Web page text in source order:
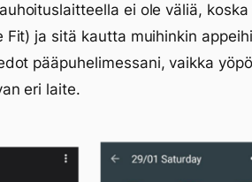
ei ole väliä,
Fit) ja sitä kautta muihinkin
pääpuhelimessani, vaikka
eri laite.